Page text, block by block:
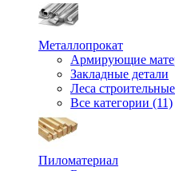
Металлопрокат
Армирующие
Закладные детали
Леса строительные
Все категории (11)
Пиломатериал